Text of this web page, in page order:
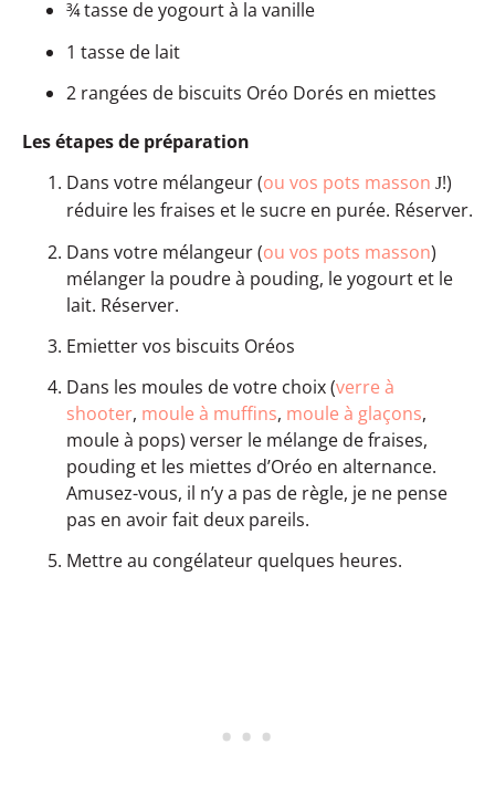
¾ tasse de yogourt à la vanille
1 tasse de lait
2 rangées de biscuits Oréo Dorés en miettes
Les étapes de préparation
Dans votre mélangeur (ou vos pots masson J!)
réduire les fraises et le sucre en purée. Réserver.
Dans votre mélangeur (ou vos pots masson)
mélanger la poudre à pouding, le yogourt et le
lait. Réserver.
Emietter vos biscuits Oréos
Dans les moules de votre choix (verre à
shooter, moule à muffins, moule à glaçons,
moule à pops) verser le mélange de fraises,
pouding et les miettes d’Oréo en alternance.
Amusez-vous, il n’y a pas de règle, je ne pense
pas en avoir fait deux pareils.
Mettre au congélateur quelques heures.